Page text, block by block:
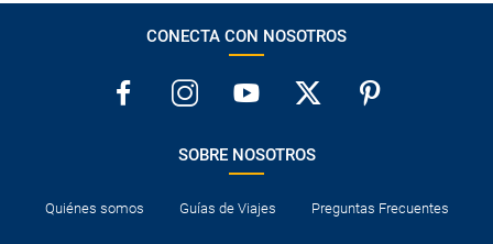
visitas de Nowa Huta y la opcional (con cargo) de Minas de
opcional la posibilidad de incluir todas las cenas, con un
suplemento de 240 € por persona.
CONECTA CON NOSOTROS
SOBRE NOSOTROS
Quiénes somos Guías de Viajes Preguntas Frecuentes